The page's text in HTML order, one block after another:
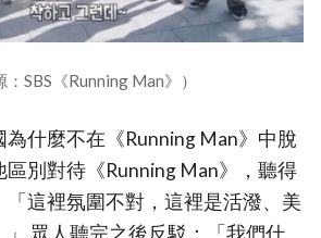
：SBS《Running Man》）
什麼不在《Running Man》中脫
別對待《Running Man》，聽得
這裡氛圍不對，這裡是活潑、美
眾人聽完之後反駁：「我們什